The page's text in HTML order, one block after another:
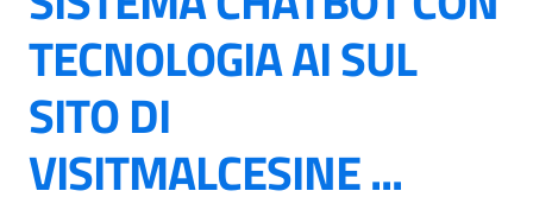
TECNOLOGIA AI SUL
SITO DI
VISITMALCESINE ...